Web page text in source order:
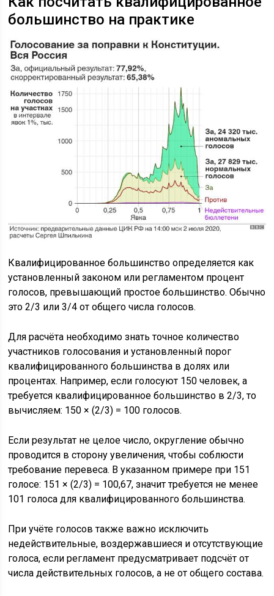
большинство на практике
Квалифицированное большинство определяется как
установленный законом или регламентом процент
голосов, превышающий простое большинство. Обычно
это 2/3 или 3/4 от общего числа голосов.
Для расчёта необходимо знать точное количество
участников голосования и установленный порог
квалифицированного большинства в долях или
процентах. Например, если голосуют 150 человек, а
требуется квалифицированное большинство в 2/3, то
вычисляем: 150 × (2/3) = 100 голосов.
Если результат не целое число, округление обычно
проводится в сторону увеличения, чтобы соблюсти
требование перевеса. В указанном примере при 151
голосе: 151 × (2/3) = 100,67, значит требуется не менее
101 голоса для квалифицированного большинства.
При учёте голосов также важно исключить
недействительные, воздержавшиеся и отсутствующие
голоса, если регламент предусматривает подсчёт от
числа действительных голосов, а не от общего состава.